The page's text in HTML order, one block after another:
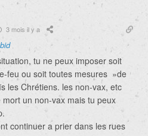
3 mois il y a
tu ne peux imposer soit
feu ou soit toutes mesures »de
les Chrétiens. les non-vax, etc
un non-vax mais tu peux
continuer a prier dans les rues